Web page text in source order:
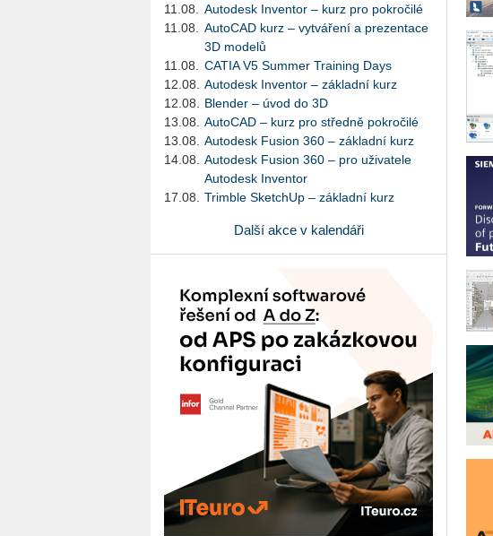
11.08.
Autodesk Inventor – kurz pro pokročilé
11.08.
AutoCAD kurz – vytváření a prezentace
3D modelů
11.08.
CATIA V5 Summer Training Days
12.08.
Autodesk Inventor – základní kurz
12.08.
Blender – úvod do 3D
13.08.
AutoCAD – kurz pro středně pokročilé
13.08.
Autodesk Fusion 360 – základní kurz
14.08.
Autodesk Fusion 360 – pro uživatele
Autodesk Inventor
17.08.
Trimble SketchUp – základní kurz
Další akce v kalendáři